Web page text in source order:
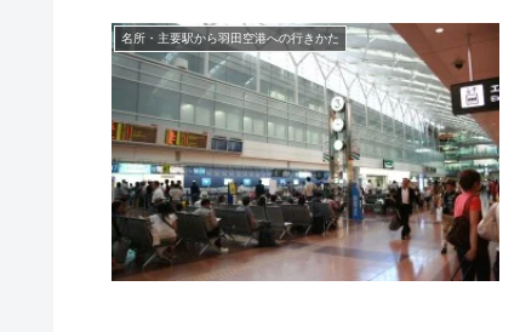
名所・主要駅から羽田空港への行きかた